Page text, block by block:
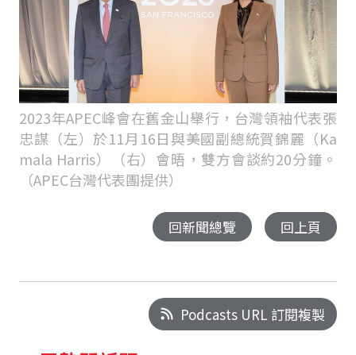
2023年APEC峰會在舊金山舉行，台灣領袖代表張
忠謀（左）於11月16日與美國副總統賀錦麗（Ka
mala Harris）（右）會晤，雙方會談約20分鐘。
（APEC台灣代表團提供）
回新聞總覽 回上頁
Podcasts URL 訂閱複製